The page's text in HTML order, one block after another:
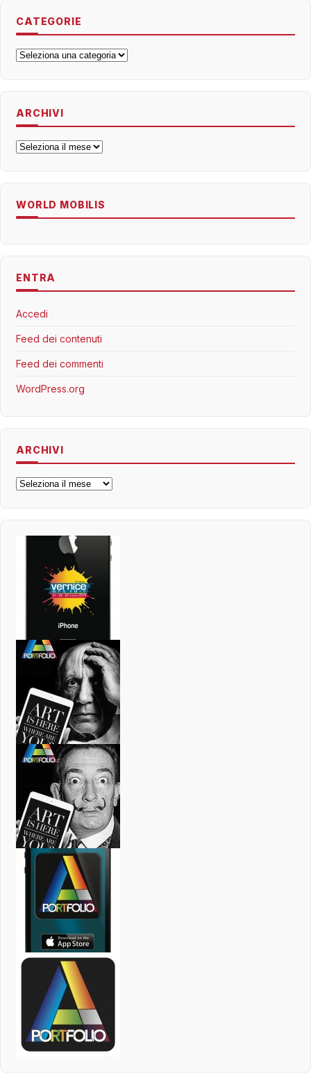
CATEGORIE
Categorie
ARCHIVI
Archivi
WORLD MOBILIS
ENTRA
Accedi
Feed dei contenuti
Feed dei commenti
WordPress.org
ARCHIVI
Archivi